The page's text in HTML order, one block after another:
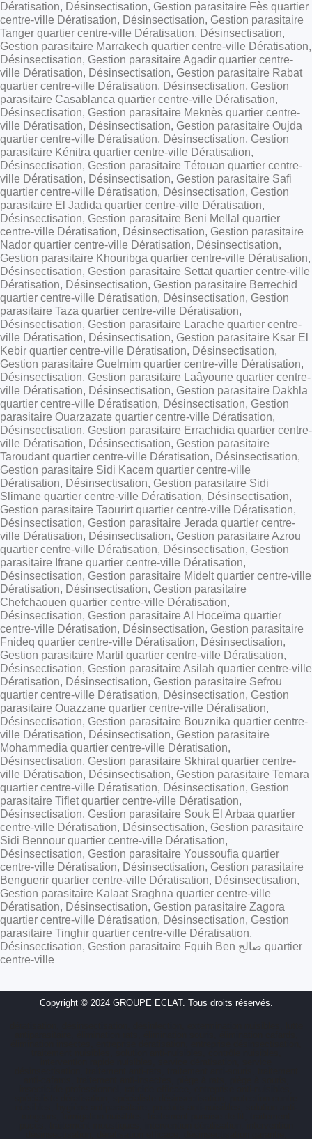
Dératisation, Désinsectisation, Gestion parasitaire Fès quartier
centre-ville Dératisation, Désinsectisation, Gestion parasitaire
Tanger quartier centre-ville Dératisation, Désinsectisation,
Gestion parasitaire Marrakech quartier centre-ville Dératisation,
Désinsectisation, Gestion parasitaire Agadir quartier centre-
ville Dératisation, Désinsectisation, Gestion parasitaire Rabat
quartier centre-ville Dératisation, Désinsectisation, Gestion
parasitaire Casablanca quartier centre-ville Dératisation,
Désinsectisation, Gestion parasitaire Meknès quartier centre-
ville Dératisation, Désinsectisation, Gestion parasitaire Oujda
quartier centre-ville Dératisation, Désinsectisation, Gestion
parasitaire Kénitra quartier centre-ville Dératisation,
Désinsectisation, Gestion parasitaire Tétouan quartier centre-
ville Dératisation, Désinsectisation, Gestion parasitaire Safi
quartier centre-ville Dératisation, Désinsectisation, Gestion
parasitaire El Jadida quartier centre-ville Dératisation,
Désinsectisation, Gestion parasitaire Beni Mellal quartier
centre-ville Dératisation, Désinsectisation, Gestion parasitaire
Nador quartier centre-ville Dératisation, Désinsectisation,
Gestion parasitaire Khouribga quartier centre-ville Dératisation,
Désinsectisation, Gestion parasitaire Settat quartier centre-ville
Dératisation, Désinsectisation, Gestion parasitaire Berrechid
quartier centre-ville Dératisation, Désinsectisation, Gestion
parasitaire Taza quartier centre-ville Dératisation,
Désinsectisation, Gestion parasitaire Larache quartier centre-
ville Dératisation, Désinsectisation, Gestion parasitaire Ksar El
Kebir quartier centre-ville Dératisation, Désinsectisation,
Gestion parasitaire Guelmim quartier centre-ville Dératisation,
Désinsectisation, Gestion parasitaire Laâyoune quartier centre-
ville Dératisation, Désinsectisation, Gestion parasitaire Dakhla
quartier centre-ville Dératisation, Désinsectisation, Gestion
parasitaire Ouarzazate quartier centre-ville Dératisation,
Désinsectisation, Gestion parasitaire Errachidia quartier centre-
ville Dératisation, Désinsectisation, Gestion parasitaire
Taroudant quartier centre-ville Dératisation, Désinsectisation,
Gestion parasitaire Sidi Kacem quartier centre-ville
Dératisation, Désinsectisation, Gestion parasitaire Sidi
Slimane quartier centre-ville Dératisation, Désinsectisation,
Gestion parasitaire Taourirt quartier centre-ville Dératisation,
Désinsectisation, Gestion parasitaire Jerada quartier centre-
ville Dératisation, Désinsectisation, Gestion parasitaire Azrou
quartier centre-ville Dératisation, Désinsectisation, Gestion
parasitaire Ifrane quartier centre-ville Dératisation,
Désinsectisation, Gestion parasitaire Midelt quartier centre-ville
Dératisation, Désinsectisation, Gestion parasitaire
Chefchaouen quartier centre-ville Dératisation,
Désinsectisation, Gestion parasitaire Al Hoceïma quartier
centre-ville Dératisation, Désinsectisation, Gestion parasitaire
Fnideq quartier centre-ville Dératisation, Désinsectisation,
Gestion parasitaire Martil quartier centre-ville Dératisation,
Désinsectisation, Gestion parasitaire Asilah quartier centre-ville
Dératisation, Désinsectisation, Gestion parasitaire Sefrou
quartier centre-ville Dératisation, Désinsectisation, Gestion
parasitaire Ouazzane quartier centre-ville Dératisation,
Désinsectisation, Gestion parasitaire Bouznika quartier centre-
ville Dératisation, Désinsectisation, Gestion parasitaire
Mohammedia quartier centre-ville Dératisation,
Désinsectisation, Gestion parasitaire Skhirat quartier centre-
ville Dératisation, Désinsectisation, Gestion parasitaire Temara
quartier centre-ville Dératisation, Désinsectisation, Gestion
parasitaire Tiflet quartier centre-ville Dératisation,
Désinsectisation, Gestion parasitaire Souk El Arbaa quartier
centre-ville Dératisation, Désinsectisation, Gestion parasitaire
Sidi Bennour quartier centre-ville Dératisation,
Désinsectisation, Gestion parasitaire Youssoufia quartier
centre-ville Dératisation, Désinsectisation, Gestion parasitaire
Benguerir quartier centre-ville Dératisation, Désinsectisation,
Gestion parasitaire Kalaat Sraghna quartier centre-ville
Dératisation, Désinsectisation, Gestion parasitaire Zagora
quartier centre-ville Dératisation, Désinsectisation, Gestion
parasitaire Tinghir quartier centre-ville Dératisation,
Désinsectisation, Gestion parasitaire Fquih Ben صالح quartier
centre-ville
Copyright © 2024 GROUPE ECLAT. Tous droits réservés.